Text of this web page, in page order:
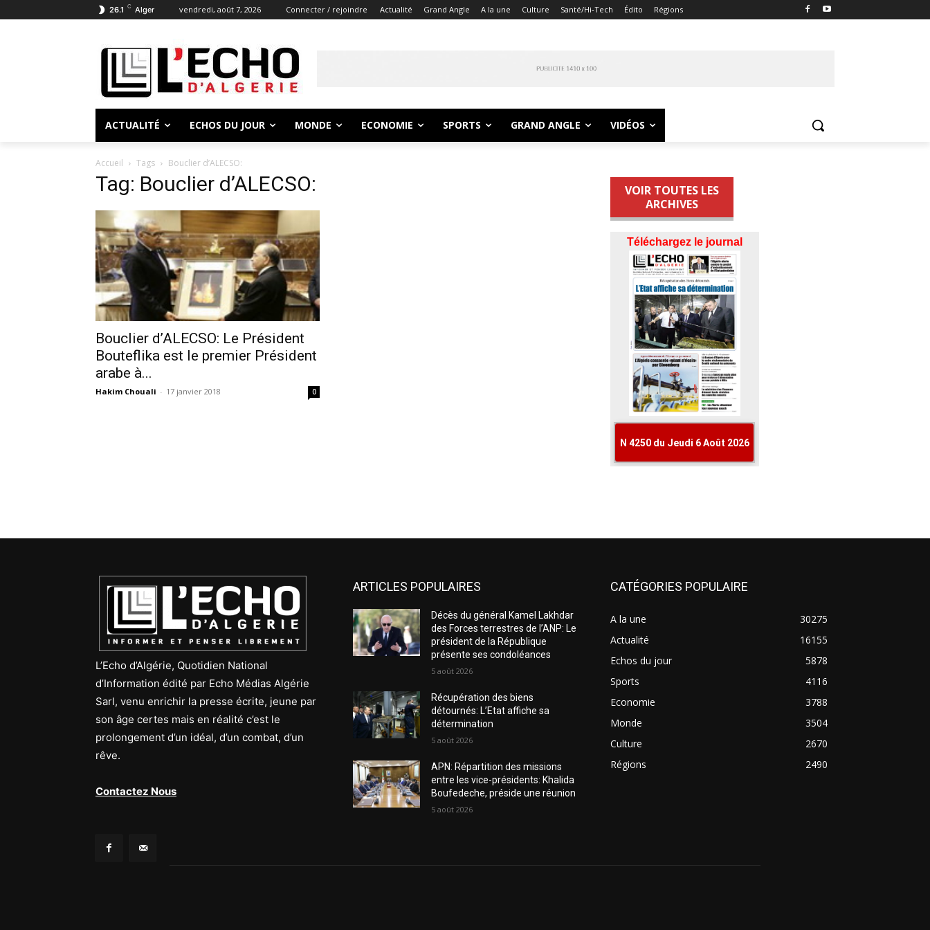
26.1 C Alger vendredi, août 7, 2026 Connecter / rejoindre Actualité Grand Angle A la une Culture Santé/Hi-Tech Édito Régions
ACTUALITÉ ECHOS DU JOUR MONDE ECONOMIE SPORTS GRAND ANGLE VIDÉOS
Accueil Tags Bouclier d’ALECSO:
Tag: Bouclier d’ALECSO:
Bouclier d’ALECSO: Le Président
Bouteflika est le premier Président
arabe à...
Hakim Chouali - 17 janvier 2018 0
VOIR TOUTES LES
ARCHIVES
L’Echo d’Algérie, Quotidien National
d’Information édité par Echo Médias Algérie
Sarl, venu enrichir la presse écrite, jeune par
son âge certes mais en réalité c’est le
prolongement d’un idéal, d’un combat, d’un
rêve.
Contactez Nous
ARTICLES POPULAIRES
Décès du général Kamel Lakhdar
des Forces terrestres de l’ANP: Le
président de la République
présente ses condoléances
5 août 2026
Récupération des biens
détournés: L’Etat affiche sa
détermination
5 août 2026
APN: Répartition des missions
entre les vice-présidents: Khalida
Boufedeche, préside une réunion
5 août 2026
CATÉGORIES POPULAIRE
A la une
30275
Actualité
16155
Echos du jour
5878
Sports
4116
Economie
3788
Monde
3504
Culture
2670
Régions
2490